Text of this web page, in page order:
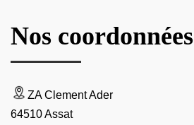
Nos coordonnées
ZA Clement Ader
64510 Assat